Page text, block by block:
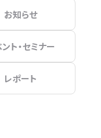
お知らせ
ト・セミナー
レポート